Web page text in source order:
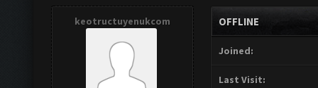
keotructuyenukcom OFFLINE
Joined:
Last Visit: